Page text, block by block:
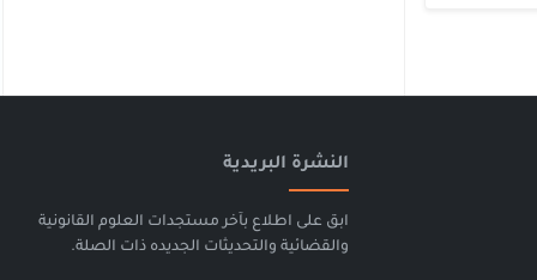
النشرة البريدية
ابق على اطلاع بآخر مستجدات العلوم القانونية
والقضائية والتحديثات الجديده ذات الصلة.